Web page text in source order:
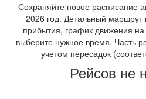
Сохраняйте новое расписание
2026 год. Детальный маршрут
прибытия, график движения на
выберите нужное время. Часть
учетом пересадок
Рейсов не